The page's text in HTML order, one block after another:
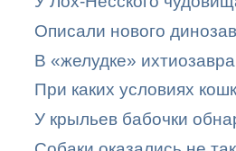
Описали нового
В «желудке»
При каких условиях
У крыльев бабочки